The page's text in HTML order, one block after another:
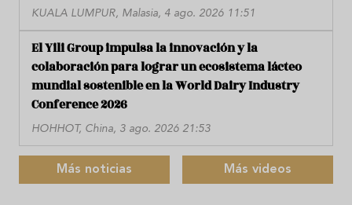
KUALA LUMPUR, Malasia, 4 ago. 2026 11:51
El Yili Group impulsa la innovación y la
colaboración para lograr un ecosistema lácteo
mundial sostenible en la World Dairy Industry
Conference 2026
HOHHOT, China, 3 ago. 2026 21:53
Más noticias Más videos